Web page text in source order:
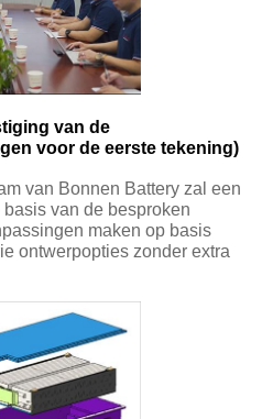
van de
voor de eerste tekening)
van Bonnen Battery zal een
van de besproken
maken op basis
ontwerpopties zonder extra